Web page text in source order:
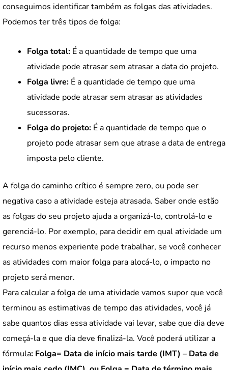
conseguimos identificar também as folgas das atividades.
Podemos ter três tipos de folga:
Folga total: É a quantidade de tempo que uma
atividade pode atrasar sem atrasar a data do projeto.
Folga livre: É a quantidade de tempo que uma
atividade pode atrasar sem atrasar as atividades
sucessoras.
Folga do projeto: É a quantidade de tempo que o
projeto pode atrasar sem que atrase a data de entrega
imposta pelo cliente.
A folga do caminho crítico é sempre zero, ou pode ser
negativa caso a atividade esteja atrasada. Saber onde estão
as folgas do seu projeto ajuda a organizá-lo, controlá-lo e
gerenciá-lo. Por exemplo, para decidir em qual atividade um
recurso menos experiente pode trabalhar, se você conhecer
as atividades com maior folga para alocá-lo, o impacto no
projeto será menor.
Para calcular a folga de uma atividade vamos supor que você
terminou as estimativas de tempo das atividades, você já
sabe quantos dias essa atividade vai levar, sabe que dia deve
começá-la e que dia deve finalizá-la. Você poderá utilizar a
fórmula: Folga= Data de início mais tarde (IMT) – Data de